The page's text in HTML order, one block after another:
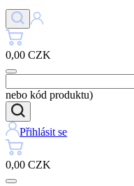
0,00 CZK
nebo kód produktu)
Přihlásit se
0,00 CZK